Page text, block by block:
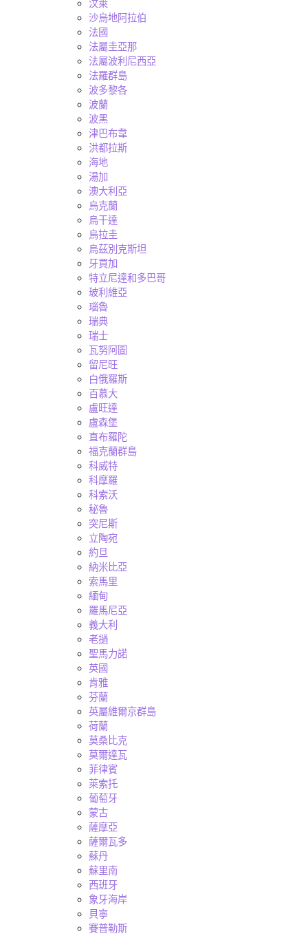
汶萊
沙烏地阿拉伯
法國
法屬圭亞那
法屬波利尼西亞
法羅群島
波多黎各
波蘭
波黑
津巴布韋
洪都拉斯
海地
湯加
澳大利亞
烏克蘭
烏干達
烏拉圭
烏茲別克斯坦
牙買加
特立尼達和多巴哥
玻利維亞
瑙魯
瑞典
瑞士
瓦努阿圖
留尼旺
白俄羅斯
百慕大
盧旺達
盧森堡
直布羅陀
福克蘭群島
科威特
科摩羅
科索沃
秘魯
突尼斯
立陶宛
約旦
納米比亞
索馬里
緬甸
羅馬尼亞
義大利
老撾
聖馬力諾
英國
肯雅
芬蘭
英屬維爾京群島
荷蘭
莫桑比克
莫爾達瓦
菲律賓
萊索托
葡萄牙
蒙古
薩摩亞
薩爾瓦多
蘇丹
蘇里南
西班牙
象牙海岸
貝寧
賽普勒斯